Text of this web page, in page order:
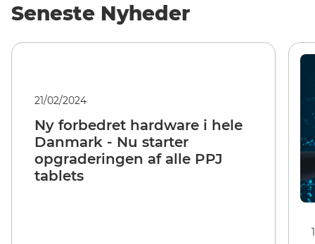
Seneste Nyheder
21/02/2024
Ny forbedret hardware i hele
Danmark - Nu starter
opgraderingen af alle PPJ
tablets